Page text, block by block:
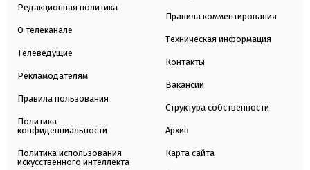
Редакционная политика
О телеканале
Телеведущие
Рекламодателям
Правила пользования
Политика
конфиденциальности
Политика использования
искусственного интеллекта
Правила комментирования
Техническая информация
Контакты
Вакансии
Структура собственности
Архив
Карта сайта